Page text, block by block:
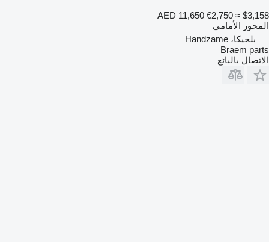
AED 11,650 €2,750 ≈ $3,158
المحور الأمامي
بلجيكا، Handzame
Braem parts
الاتصال بالبائع